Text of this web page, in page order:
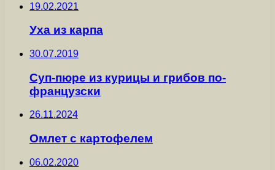
19.02.2021
Уха из карпа
30.07.2019
Суп-пюре из курицы и грибов по-
французски
26.11.2024
Омлет с картофелем
06.02.2020